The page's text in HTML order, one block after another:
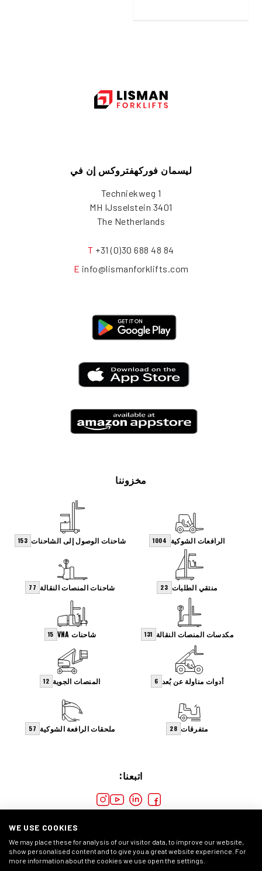
ليسمان فوركهفتروكس إن في
Techniekweg 1
3401 MH IJsselstein
The Netherlands
T +31 (0)30 688 48 84
E info@lismanforklifts.com
اتبعنا:
مخزوننا
الرافعات الشوكية 1004 شاحنات الوصول إلى الشاحنات 153
منتقي الطلبات 23 شاحنات المنصات النقالة 77
مكدسات المنصات النقالة 131 شاحنات VNA 15
أدوات مناولة عن بُعد 6 المنصات الجوية 12
متفرقات 28 ملحقات الرافعة الشوكية 57
WE USE COOKIES
We may place these for analysis of our visitor data, to improve our website,
show personalised content and to give you a great website experience. For
more information about the cookies we use open the settings.